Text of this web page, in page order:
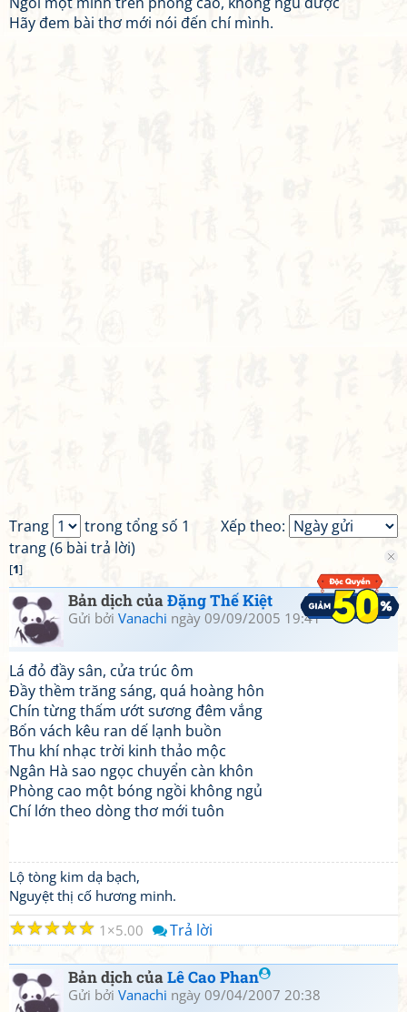
Hãy đem bài thơ mới nói đến chí mình.
Xếp theo:
Trang
trong tổng số 1
trang (6 bài trả lời)
[1]
Bản dịch củaĐặng Thế Kiệt
Gửi bởi Vanachi ngày 09/09/2005 19:41
Lá đỏ đầy sân, cửa trúc ôm
Đầy thềm trăng sáng, quá hoàng hôn
Chín từng thấm ướt sương đêm vắng
Bốn vách kêu ran dế lạnh buồn
Thu khí nhạc trời kinh thảo mộc
Ngân Hà sao ngọc chuyển càn khôn
Phòng cao một bóng ngồi không ngủ
Chí lớn theo dòng thơ mới tuôn
Lộ tòng kim dạ bạch,
Nguyệt thị cố hương minh.
☆
☆
☆
☆
☆ 1 5.00 Trả lời
Bản dịch củaLê Cao Phan
Gửi bởi Vanachi ngày 09/04/2007 20:38